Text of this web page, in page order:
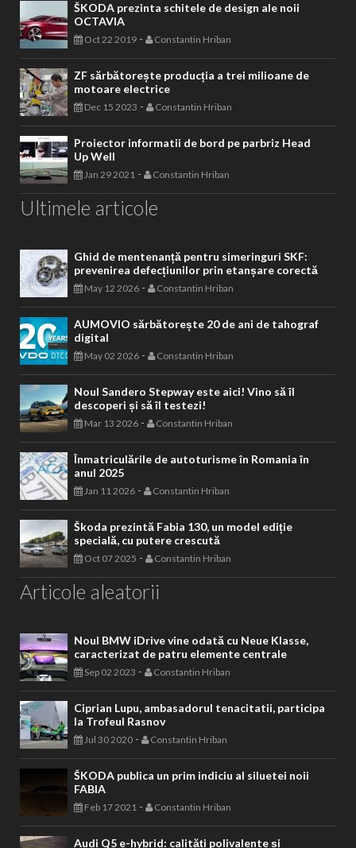
ŠKODA prezinta schitele de design ale noii
OCTAVIA
Oct 22 2019 - Constantin Hriban
ZF sărbătorește producția a trei milioane de
motoare electrice
Dec 15 2023 - Constantin Hriban
Proiector informatii de bord pe parbriz Head
Up Well
Jan 29 2021 - Constantin Hriban
Ultimele articole
Ghid de mentenanță pentru simeringuri SKF:
prevenirea defecțiunilor prin etanșare corectă
May 12 2026 - Constantin Hriban
AUMOVIO sărbătorește 20 de ani de tahograf
digital
May 02 2026 - Constantin Hriban
Noul Sandero Stepway este aici! Vino să îl
descoperi și să îl testezi!
Mar 13 2026 - Constantin Hriban
Înmatriculările de autoturisme în Romania în
anul 2025
Jan 11 2026 - Constantin Hriban
Škoda prezintă Fabia 130, un model ediție
specială, cu putere crescută
Oct 07 2025 - Constantin Hriban
Articole aleatorii
Noul BMW iDrive vine odată cu Neue Klasse,
caracterizat de patru elemente centrale
Sep 02 2023 - Constantin Hriban
Ciprian Lupu, ambasadorul tenacitatii, participa
la Trofeul Rasnov
Jul 30 2020 - Constantin Hriban
ŠKODA publica un prim indiciu al siluetei noii
FABIA
Feb 17 2021 - Constantin Hriban
Audi Q5 e-hybrid: calități polivalente și